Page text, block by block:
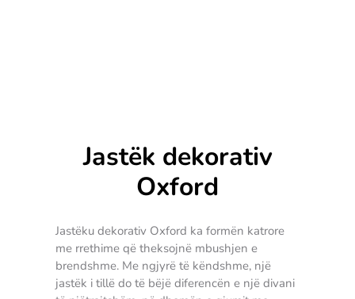
Jastëk dekorativ
Oxford
Jastëku dekorativ Oxford ka formën katrore
me rrethime që theksojnë mbushjen e
brendshme. Me ngjyrë të këndshme, një
jastëk i tillë do të bëjë diferencën e një divani